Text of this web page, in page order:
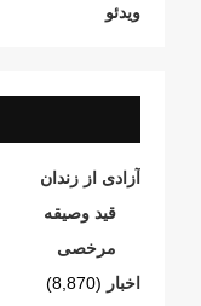
ویدئو
آزادی از زندان
قید وصیقه
مرخصی
اخبار (8,870)